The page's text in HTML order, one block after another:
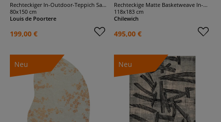
Rechteckiger In-Outdoor-Teppich Sakura
80x150 cm
Louis de Poortere
199,00 €
Rechteckige Matte Basketweave In-Outdoor
118x183 cm
Chilewich
495,00 €
Neu Neu